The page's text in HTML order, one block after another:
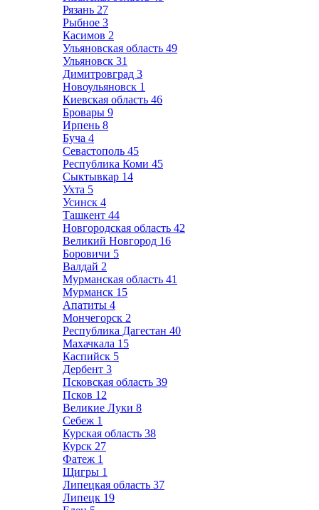
Рязань 27
Рыбное 3
Касимов 2
Ульяновская область 49
Ульяновск 31
Димитровград 3
Новоульяновск 1
Киевская область 46
Бровары 9
Ирпень 8
Буча 4
Севастополь 45
Республика Коми 45
Сыктывкар 14
Ухта 5
Усинск 4
Ташкент 44
Новгородская область 42
Великий Новгород 16
Боровичи 5
Валдай 2
Мурманская область 41
Мурманск 15
Апатиты 4
Мончегорск 2
Республика Дагестан 40
Махачкала 15
Каспийск 5
Дербент 3
Псковская область 39
Псков 12
Великие Луки 8
Себеж 1
Курская область 38
Курск 27
Фатеж 1
Щигры 1
Липецкая область 37
Липецк 19